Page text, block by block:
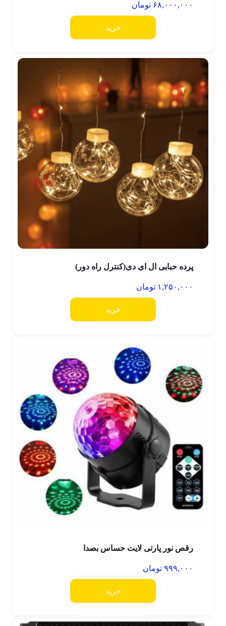
۶۸,۰۰۰,۰۰۰ تومان
خرید
پرده حبابی ال ای دی(کنترل راه دور)
۱,۲۵۰,۰۰۰ تومان
خرید
رقص نور پارتی لایت حساس بصدا
۹۹۹,۰۰۰ تومان
خرید